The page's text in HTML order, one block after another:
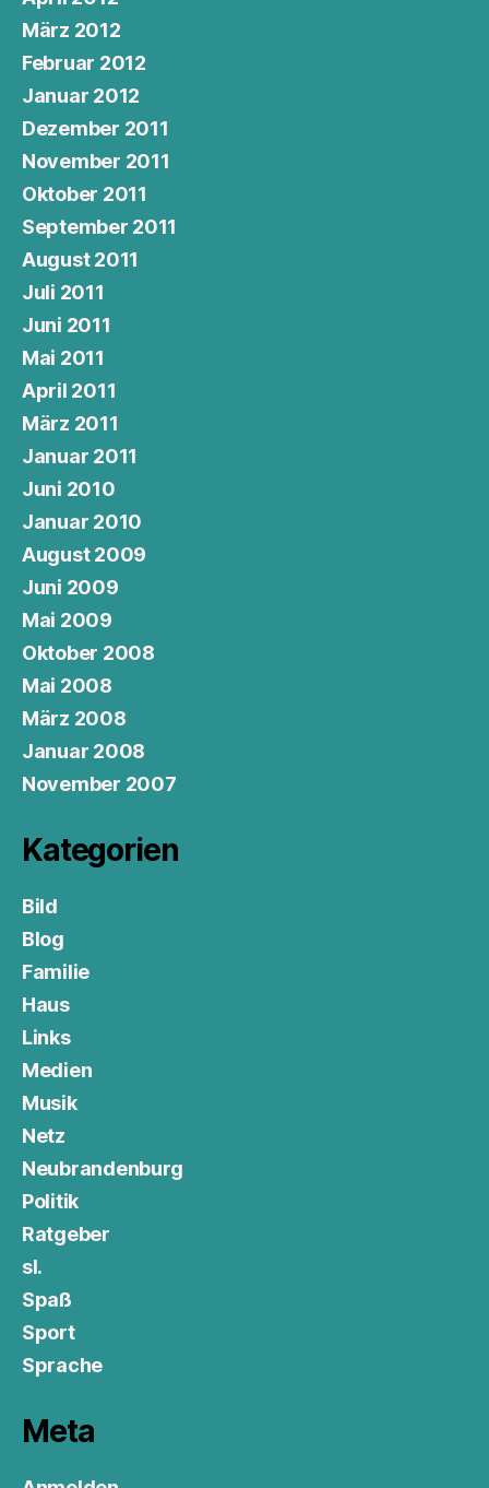
März 2012
Februar 2012
Januar 2012
Dezember 2011
November 2011
Oktober 2011
September 2011
August 2011
Juli 2011
Juni 2011
Mai 2011
April 2011
März 2011
Januar 2011
Juni 2010
Januar 2010
August 2009
Juni 2009
Mai 2009
Oktober 2008
Mai 2008
März 2008
Januar 2008
November 2007
Kategorien
Bild
Blog
Familie
Haus
Links
Medien
Musik
Netz
Neubrandenburg
Politik
Ratgeber
sl.
Spaß
Sport
Sprache
Meta